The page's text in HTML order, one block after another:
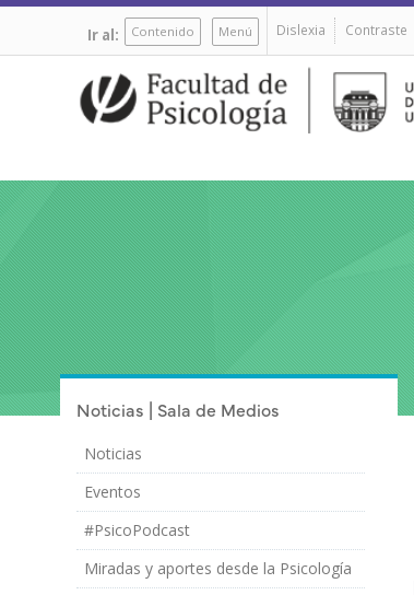
Pasar
contenido
Ir al: Contenido Menú Dislexia Contraste
Noticias | Sala de Medios
Noticias
Eventos
#PsicoPodcast
Miradas y aportes desde la Psicología